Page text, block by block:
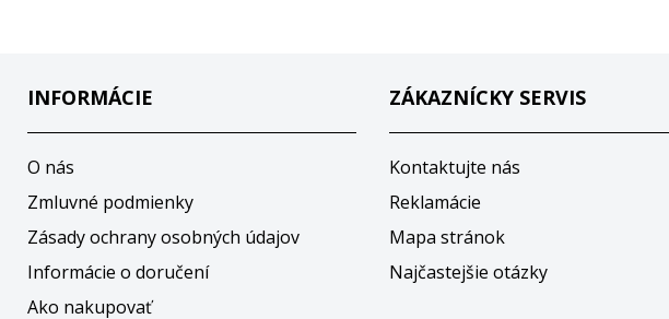
INFORMÁCIE
O nás
Zmluvné podmienky
Zásady ochrany osobných údajov
Informácie o doručení
Ako nakupovať
ZÁKAZNÍCKY SERVIS
Kontaktujte nás
Reklamácie
Mapa stránok
Najčastejšie otázky